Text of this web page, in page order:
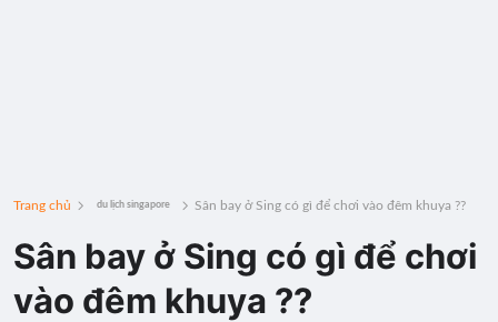
Trang chủ du lịch singapore Sân bay ở Sing có gì để chơi vào đêm khuya ??
Sân bay ở Sing có gì để chơi
vào đêm khuya ??